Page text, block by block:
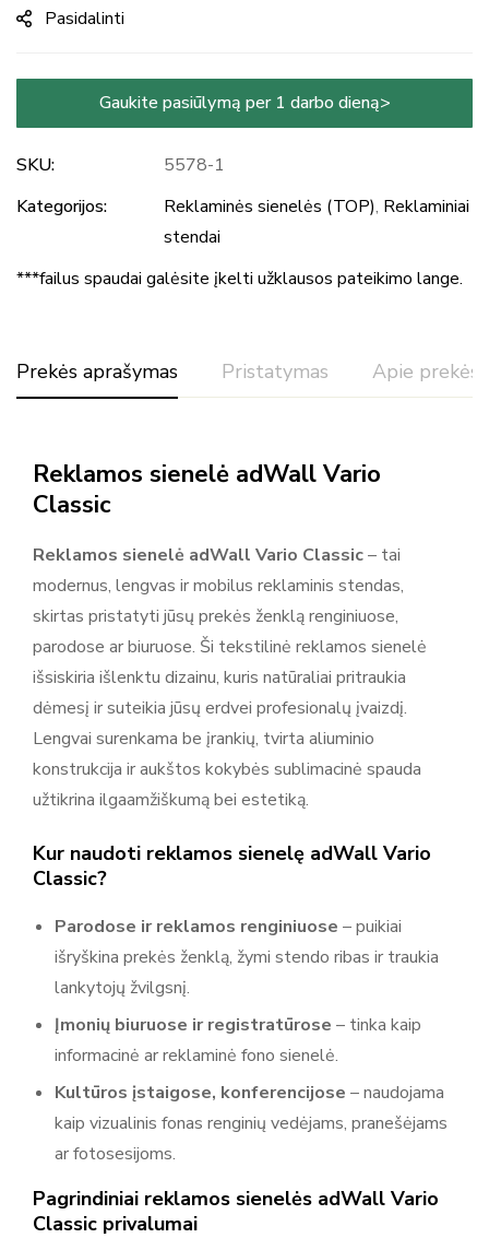
Pasidalinti
Gaukite pasiūlymą per 1 darbo dieną>
SKU:
5578-1
Kategorijos:
Reklaminės sienelės (TOP), Reklaminiai
stendai
***failus spaudai galėsite įkelti užklausos pateikimo lange.
Prekės aprašymas Pristatymas Apie prekės
Reklamos sienelė adWall Vario
Classic
Reklamos sienelė adWall Vario Classic– tai
modernus, lengvas ir mobilus reklaminis stendas,
skirtas pristatyti jūsų prekės ženklą renginiuose,
parodose ar biuruose. Ši tekstilinė reklamos sienelė
išsiskiria išlenktu dizainu, kuris natūraliai pritraukia
dėmesį ir suteikia jūsų erdvei profesionalų įvaizdį.
Lengvai surenkama be įrankių, tvirta aliuminio
konstrukcija ir aukštos kokybės sublimacinė spauda
užtikrina ilgaamžiškumą bei estetiką.
Kur naudoti reklamos sienelę adWall Vario
Classic?
Parodose ir reklamos renginiuose – puikiai
išryškina prekės ženklą, žymi stendo ribas ir traukia
lankytojų žvilgsnį.
Įmonių biuruose ir registratūrose – tinka kaip
informacinė ar reklaminė fono sienelė.
Kultūros įstaigose, konferencijose – naudojama
kaip vizualinis fonas renginių vedėjams, pranešėjams
ar fotosesijoms.
Pagrindiniai reklamos sienelės adWall Vario
Classic privalumai
Daugiau prekių
Adsystem
Adsystem – reklaminiai sprendimai, stendai ir parodų įranga
Adsystem yra reklamos ir parodų sistemų gamintojas,
kuriantis įvairius reklamos sprendimus ir ekspozicinius
įrenginius verslui ir renginiams. Produktų asortimentą sudaro
reklaminės sienelės, roll-up stendai, šviesdėžės (lightbox),
ekspozicijoms. Adsystem gaminiai yra moduliniai, mobilūs ir
renginiuose, prekybos vietose ir komunikacijos erdvėse, kur
svarbu aiškiai ir efektyviai pristatyti prekę ar prekės ženklą.
Rašyti atsiliepimą
Nėra atsiliepimų.